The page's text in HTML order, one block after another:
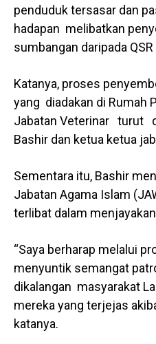
penduduk tersasar dan
hadapan melibatkan
sumbangan daripada
Katanya, proses
yang diadakan di Rumah
Jabatan Veterinar turut
Bashir dan ketua ketua
Sementara itu, Bashir
Jabatan Agama Islam
terlibat dalam
“Saya berharap melalui
menyuntik semangat
dikalangan masyarakat
mereka yang terjejas
katanya.